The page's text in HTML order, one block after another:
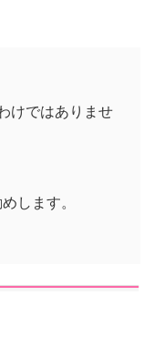
けではありませ
します。